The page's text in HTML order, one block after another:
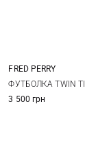
M L
FRED PERRY
ФУТБОЛКА TWIN
3 500 грн